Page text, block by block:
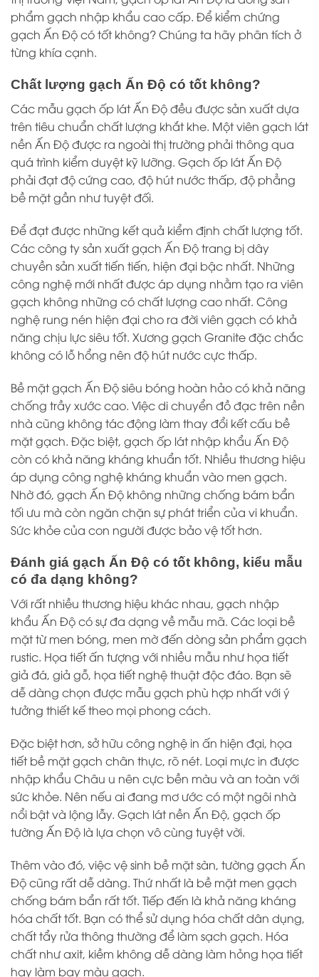
phẩm gạch nhập khẩu cao cấp. Để kiểm chứng
gạch Ấn Độ có tốt không? Chúng ta hãy phân tích ở
từng khía cạnh.
Chất lượng gạch Ấn Độ có tốt không?
Các mẫu gạch ốp lát Ấn Độ đều được sản xuất dựa
trên tiêu chuẩn chất lượng khắt khe. Một viên gạch lát
nền Ấn Độ được ra ngoài thị trường phải thông qua
quá trình kiểm duyệt kỹ lưỡng. Gạch ốp lát Ấn Độ
phải đạt độ cứng cao, độ hút nước thấp, độ phẳng
bề mặt gần như tuyệt đối.
Để đạt được những kết quả kiểm định chất lượng tốt.
Các công ty sản xuất gạch Ấn Độ trang bị dây
chuyền sản xuất tiến tiến, hiện đại bậc nhất. Những
công nghệ mới nhất được áp dụng nhằm tạo ra viên
gạch không những có chất lượng cao nhất. Công
nghệ rung nén hiện đại cho ra đời viên gạch có khả
năng chịu lực siêu tốt. Xương gạch Granite đặc chắc
không có lỗ hổng nên độ hút nước cực thấp.
Bề mặt gạch Ấn Độ siêu bóng hoàn hảo có khả năng
chống trầy xước cao. Việc di chuyển đồ đạc trên nền
nhà cũng không tác động làm thay đổi kết cấu bề
mặt gạch. Đặc biệt, gạch ốp lát nhập khẩu Ấn Độ
còn có khả năng kháng khuẩn tốt. Nhiều thương hiệu
áp dụng công nghệ kháng khuẩn vào men gạch.
Nhờ đó, gạch Ấn Độ không những chống bám bẩn
tối ưu mà còn ngăn chặn sự phát triển của vi khuẩn.
Sức khỏe của con người được bảo vệ tốt hơn.
Đánh giá gạch Ấn Độ có tốt không, kiểu mẫu
có đa dạng không?
Với rất nhiều thương hiệu khác nhau, gạch nhập
khẩu Ấn Độ có sự đa dạng về mẫu mã. Các loại bề
mặt từ men bóng, men mờ đến dòng sản phẩm gạch
rustic. Họa tiết ấn tượng với nhiều mẫu như họa tiết
giả đá, giả gỗ, họa tiết nghệ thuật độc đáo. Bạn sẽ
dễ dàng chọn được mẫu gạch phù hợp nhất với ý
tưởng thiết kế theo mọi phong cách.
Đặc biệt hơn, sở hữu công nghệ in ấn hiện đại, họa
tiết bề mặt gạch chân thực, rõ nét. Loại mực in được
nhập khẩu Châu u nên cực bền màu và an toàn với
sức khỏe. Nên nếu ai đang mơ ước có một ngôi nhà
nổi bật và lộng lẫy. Gạch lát nền Ấn Độ, gạch ốp
tường Ấn Độ là lựa chọn vô cùng tuyệt vời.
Thêm vào đó, việc vệ sinh bề mặt sàn, tường gạch Ấn
Độ cũng rất dễ dàng. Thứ nhất là bề mặt men gạch
chống bám bẩn rất tốt. Tiếp đến là khả năng kháng
hóa chất tốt. Bạn có thể sử dụng hóa chất dân dụng,
chất tẩy rửa thông thường để làm sạch gạch. Hóa
chất như axit, kiềm không dễ dàng làm hỏng họa tiết
hay làm bay màu gạch.